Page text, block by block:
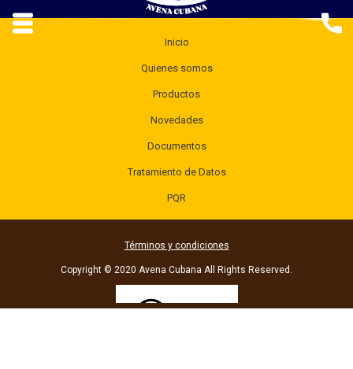
Inicio
Quienes somos
Productos
Novedades
Documentos
Tratamiento de Datos
PQR
Términos y condiciones
Copyright © 2020 Avena Cubana All Rights Reserved.